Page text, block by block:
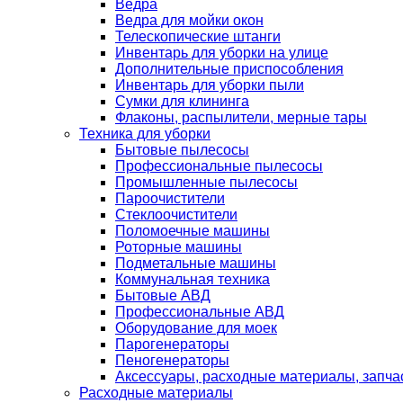
Ведра
Ведра для мойки окон
Телескопические штанги
Инвентарь для уборки на улице
Дополнительные приспособления
Инвентарь для уборки пыли
Сумки для клининга
Флаконы, распылители, мерные тары
Техника для уборки
Бытовые пылесосы
Профессиональные пылесосы
Промышленные пылесосы
Пароочистители
Стеклоочистители
Поломоечные машины
Роторные машины
Подметальные машины
Коммунальная техника
Бытовые АВД
Профессиональные АВД
Оборудование для моек
Парогенераторы
Пеногенераторы
Аксессуары, расходные материалы,
Расходные материалы